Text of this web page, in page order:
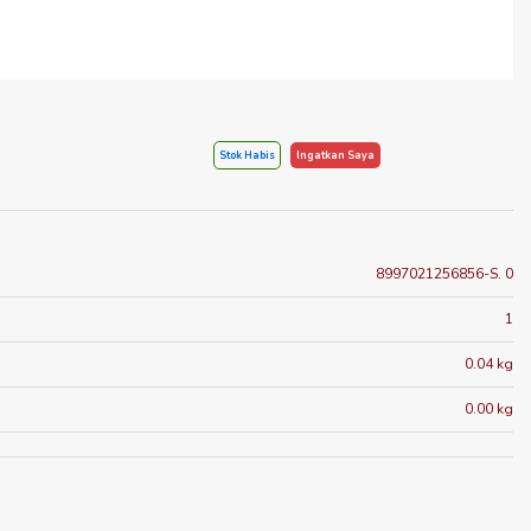
Stok Habis Ingatkan Saya
8997021256856-S. 0
1
0.04 kg
0.00 kg